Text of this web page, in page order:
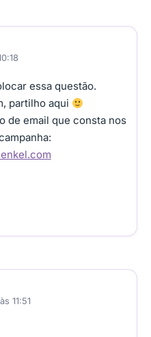
essa questão.
partilho aqui
de email que consta nos
11:51